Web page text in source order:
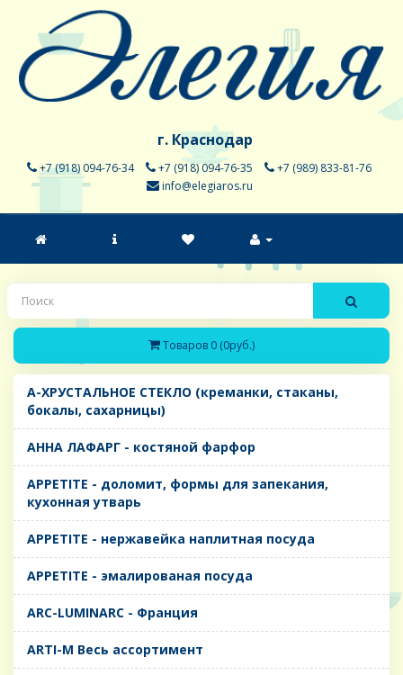
г. Краснодар
+7 (918) 094-76-34 +7 (918) 094-76-35
+7 (989) 833-81-76
info@elegiaros.ru
Товаров 0 (0руб.)
A-ХРУСТАЛЬНОЕ СТЕКЛО (креманки, стаканы,
бокалы, сахарницы)
AHHA ЛАФАРГ - костяной фарфор
APPETITE - доломит, формы для запекания,
кухонная утварь
APPETITE - нержавейка наплитная посуда
APPETITE - эмалированая посуда
ARC-LUMINARC - Франция
ARTI-M Весь ассортимент